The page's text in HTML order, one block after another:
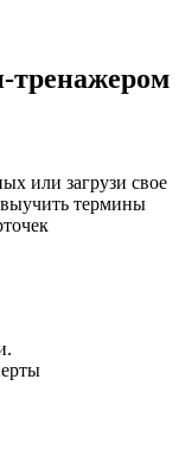
тренажером
или загрузи свое
термины